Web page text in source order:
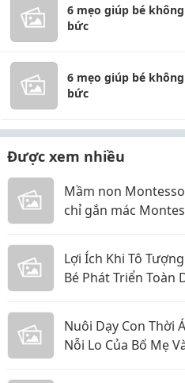
6 mẹo giúp bé
bức
6 mẹo giúp bé
bức
Được xem nhiều
Mầm non
chỉ gắn mác
Lợi Ích Khi Tô
Bé Phát Triển Toàn
Nuôi Dạy Con Thời
Nỗi Lo Của Bố Mẹ